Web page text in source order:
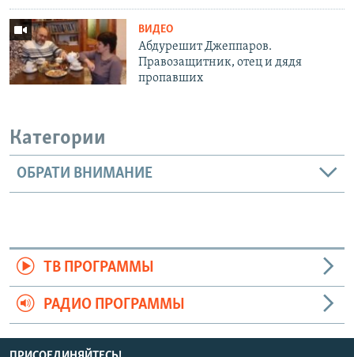
ВИДЕО
Абдурешит Джеппаров.
Правозащитник, отец и дядя
пропавших
Категории
ОБРАТИ ВНИМАНИЕ
ТВ ПРОГРАММЫ
РАДИО ПРОГРАММЫ